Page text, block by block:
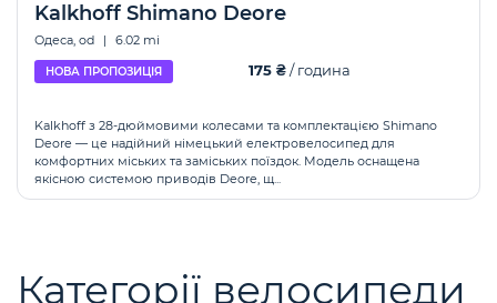
Kalkhoff Shimano Deore
Одеса, od | 6.02 mi
НОВА ПРОПОЗИЦІЯ 175 ₴/ година
Kalkhoff з 28-дюймовими колесами та комплектацією Shimano
Deore — це надійний німецький електровелосипед для
комфортних міських та заміських поїздок. Модель оснащена
якісною системою приводів Deore, щ...
Категорії велосипеди